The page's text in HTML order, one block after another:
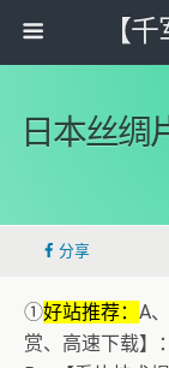
【
日本丝绸
分享
①好站推荐： A
赏、高速下载】：